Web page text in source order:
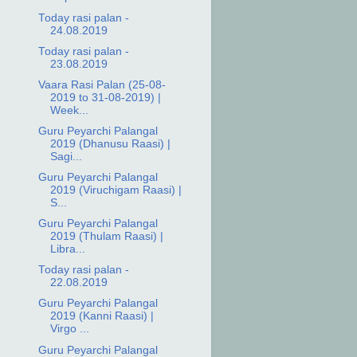
Today rasi palan -
24.08.2019
Today rasi palan -
23.08.2019
Vaara Rasi Palan (25-08-
2019 to 31-08-2019) |
Week...
Guru Peyarchi Palangal
2019 (Dhanusu Raasi) |
Sagi...
Guru Peyarchi Palangal
2019 (Viruchigam Raasi) |
S...
Guru Peyarchi Palangal
2019 (Thulam Raasi) |
Libra...
Today rasi palan -
22.08.2019
Guru Peyarchi Palangal
2019 (Kanni Raasi) |
Virgo ...
Guru Peyarchi Palangal